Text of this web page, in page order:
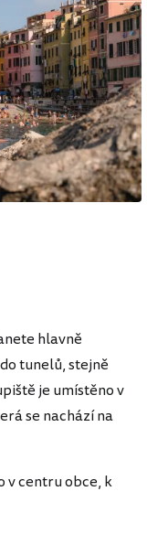
hlavně
tunelů, stejně
je umístěno v
se nachází na
v centru obce, k